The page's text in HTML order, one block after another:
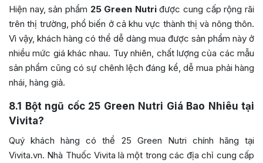
Hiện nay, sản phẩm 25 Green Nutriđược cung cấp rộng rãi
trên thị trường, phổ biến ở cả khu vực thành thị và nông thôn.
Vì vậy, khách hàng có thể dễ dàng mua được sản phẩm này ở
nhiều mức giá khác nhau. Tuy nhiên, chất lượng của các mẫu
sản phẩm cũng có sự chênh lệch đáng kể, dễ mua phải hàng
nhái, hàng giả.
8.1 Bột ngũ cốc 25 Green Nutri Giá Bao Nhiêu tại
Vivita?
Quý khách hàng có thể 25 Green Nutri chính hãng tại
Vivita.vn. Nhà Thuốc Vivita là một trong các địa chỉ cung cấp